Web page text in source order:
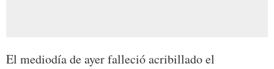
El mediodía de ayer falleció acribillado el